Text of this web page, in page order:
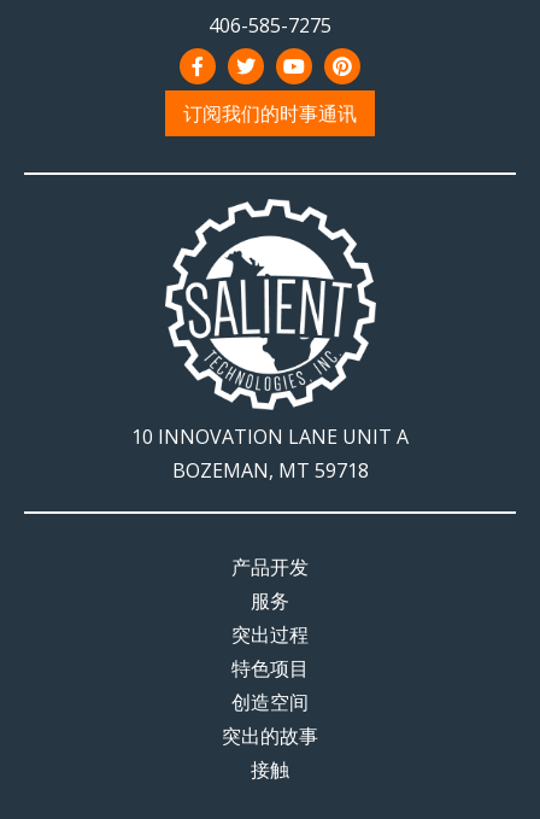
406-585-7275
订阅我们的时事通讯
10 INNOVATION LANE UNIT A
BOZEMAN, MT 59718
产品开发
服务
突出过程
特色项目
创造空间
突出的故事
接触